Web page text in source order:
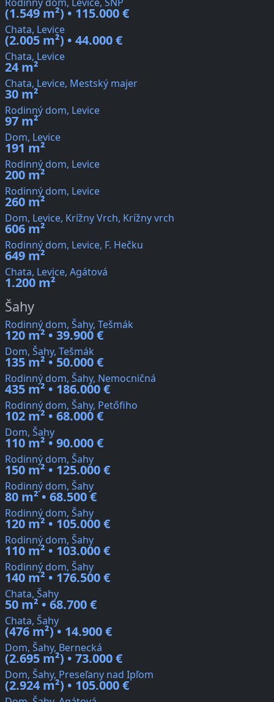
(1.549 m²) • 115.000 €
Chata, Levice
(2.005 m²) • 44.000 €
Chata, Levice
24 m²
Chata, Levice, Mestský majer
30 m²
Rodinný dom, Levice
97 m²
Dom, Levice
191 m²
Rodinný dom, Levice
200 m²
Rodinný dom, Levice
260 m²
Dom, Levice, Krížny Vrch, Krížny vrch
606 m²
Rodinný dom, Levice, F. Hečku
649 m²
Chata, Levice, Agátová
1.200 m²
Šahy
Rodinný dom, Šahy, Tešmák
120 m² • 39.900 €
Dom, Šahy, Tešmák
135 m² • 50.000 €
Rodinný dom, Šahy, Nemocničná
435 m² • 186.000 €
Rodinný dom, Šahy, Petőfiho
102 m² • 68.000 €
Dom, Šahy
110 m² • 90.000 €
Rodinný dom, Šahy
150 m² • 125.000 €
Rodinný dom, Šahy
80 m² • 68.500 €
Rodinný dom, Šahy
120 m² • 105.000 €
Rodinný dom, Šahy
110 m² • 103.000 €
Rodinný dom, Šahy
140 m² • 176.500 €
Chata, Šahy
50 m² • 68.700 €
Chata, Šahy
(476 m²) • 14.900 €
Dom, Šahy, Bernecká
(2.695 m²) • 73.000 €
Dom, Šahy, Preseľany nad Ipľom
(2.924 m²) • 105.000 €